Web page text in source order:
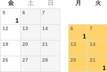
金 土 日 月 火
5
1
6 7
12 13 14
19 20 21
26 27 28
6
1
7
13 14
20 21
1